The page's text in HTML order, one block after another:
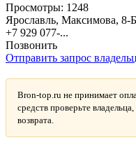
Просмотры: 1248
Ярославль, Максимова, 8-Б
+7 929 077-...
Позвонить
Отправить запрос
Bron-top.ru не принимает
средств проверьте
возврата.